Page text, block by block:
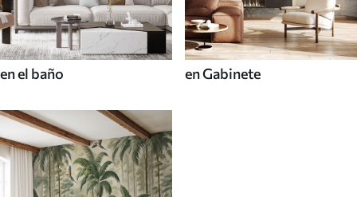
en el baño en Gabinete